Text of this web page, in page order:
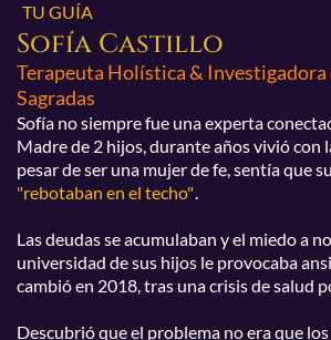
TU GUÍA
Sofía Castillo
Terapeuta Holística & Investigadora
Sagradas
Sofía no siempre fue una experta
Madre de 2 hijos, durante años vivió con
pesar de ser una mujer de fe, sentía que
"rebotaban en el techo"..
Las deudas se acumulaban y el miedo a
universidad de sus hijos le provocaba
cambió en 2018, tras una crisis de salud
Descubrió que el problema no era que